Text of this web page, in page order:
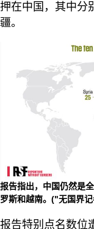
押在中国，其中分
疆。
报告指出，中国仍然是
罗斯和越南。("无国界
报告特别点名数位